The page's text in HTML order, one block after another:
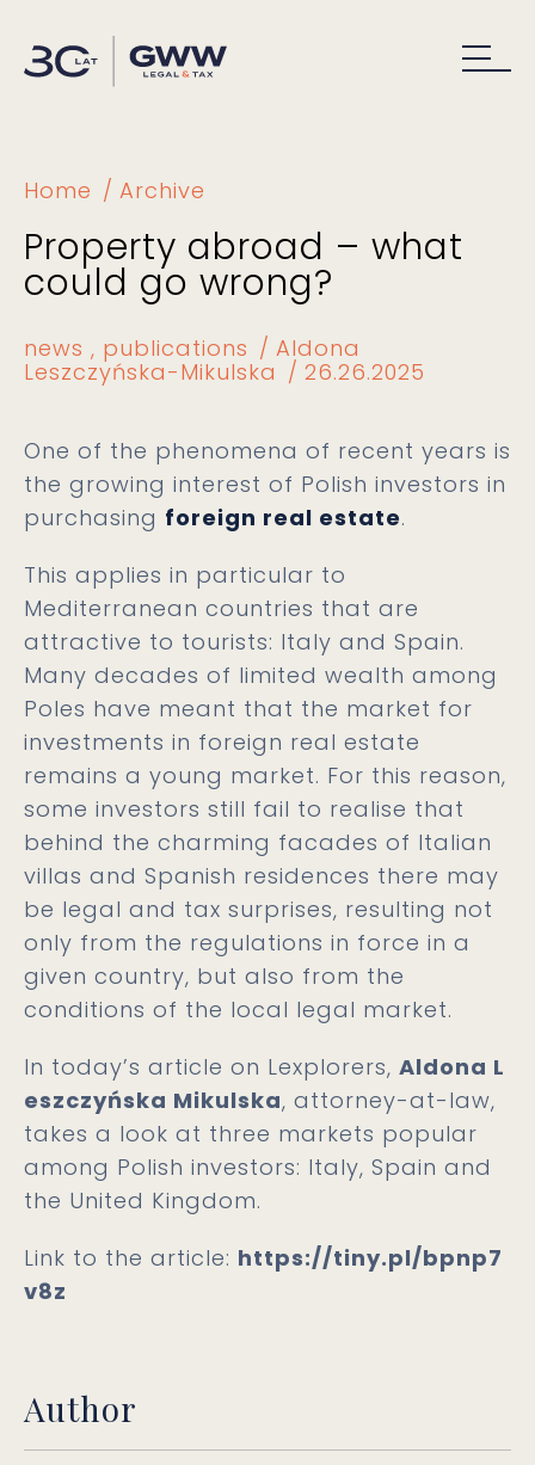
Home Archive
Property abroad – what
could go wrong?
news publications
Aldona
Leszczyńska-Mikulska
26.26.2025
One of the phenomena of recent years is
the growing interest of Polish investors in
purchasing foreign real estate.
This applies in particular to
Mediterranean countries that are
attractive to tourists: Italy and Spain.
Many decades of limited wealth among
Poles have meant that the market for
investments in foreign real estate
remains a young market. For this reason,
some investors still fail to realise that
behind the charming facades of Italian
villas and Spanish residences there may
be legal and tax surprises, resulting not
only from the regulations in force in a
given country, but also from the
conditions of the local legal market.
In today’s article on Lexplorers, Aldona L
eszczyńska Mikulska, attorney-at-law,
takes a look at three markets popular
among Polish investors: Italy, Spain and
the United Kingdom.
Link to the article: https://tiny.pl/bpnp7
v8z
Author